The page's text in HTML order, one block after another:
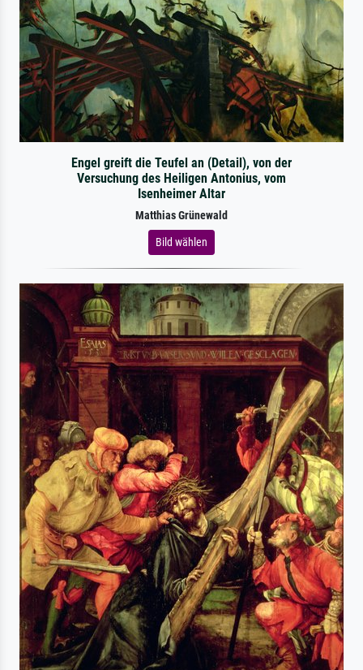
Engel greift die Teufel an (Detail), von der
Versuchung des Heiligen Antonius, vom
Isenheimer Altar
Matthias Grünewald
Bild wählen